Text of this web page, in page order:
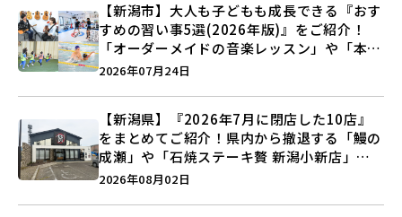
【新潟市】大人も子どもも成長できる『おす
すめの習い事5選(2026年版)』をご紹介！
「オーダーメイドの音楽レッスン」や「本格
キックボクシング」で新しい自分を見つけよ
2026年07月24日
【新潟県】『2026年7月に閉店した10店』
をまとめてご紹介！県内から撤退する「鰻の
成瀬」や「石焼ステーキ贅 新潟小新店」が
営業に幕…。
2026年08月02日